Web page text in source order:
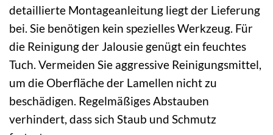
detaillierte Montageanleitung liegt der Lieferung
bei. Sie benötigen kein spezielles Werkzeug. Für
die Reinigung der Jalousie genügt ein feuchtes
Tuch. Vermeiden Sie aggressive Reinigungsmittel,
um die Oberfläche der Lamellen nicht zu
beschädigen. Regelmäßiges Abstauben
verhindert, dass sich Staub und Schmutz